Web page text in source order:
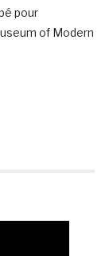
pour
of Modern